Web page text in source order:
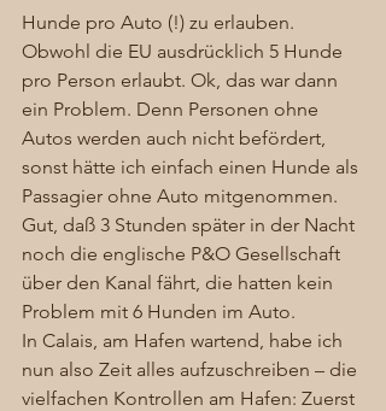
Hunde pro Auto (!) zu erlauben.
Obwohl die EU ausdrücklich 5 Hunde
pro Person erlaubt. Ok, das war dann
ein Problem. Denn Personen ohne
Autos werden auch nicht befördert,
sonst hätte ich einfach einen Hunde als
Passagier ohne Auto mitgenommen.
Gut, daß 3 Stunden später in der Nacht
noch die englische P&O Gesellschaft
über den Kanal fährt, die hatten kein
Problem mit 6 Hunden im Auto.
In Calais, am Hafen wartend, habe ich
nun also Zeit alles aufzuschreiben – die
vielfachen Kontrollen am Hafen: Zuerst